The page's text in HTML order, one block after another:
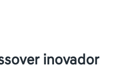
inovador